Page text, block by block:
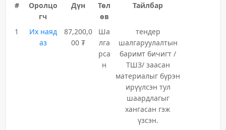
#
Оролцо
гч
Дүн
Төл
өв
Тайлбар
1
Их наяд
аз
87,200,0
00 ₮
Ша
лга
рса
н
тендер
шалгаруулалтын
баримт бичигт /
ТШЗ/ заасан
материалыг бүрэн
ирүүлсэн тул
шаардлагыг
хангасан гэж
үзсэн.